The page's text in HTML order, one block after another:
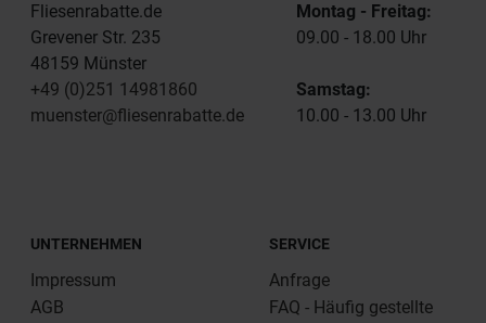
Fliesenrabatte.de
Grevener Str. 235
48159 Münster
+49 (0)251 14981860
muenster@fliesenrabatte.de
Montag - Freitag:
09.00 - 18.00 Uhr
Samstag:
10.00 - 13.00 Uhr
UNTERNEHMEN
Impressum
AGB
SERVICE
Anfrage
FAQ - Häufig gestellte